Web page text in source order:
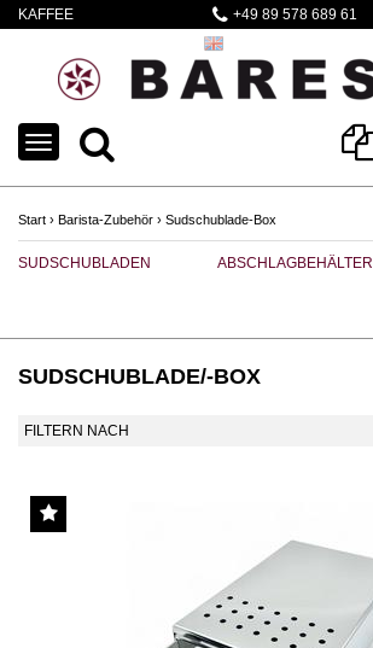
KAFFEE
+49 89 578 689 61
TOGGLE
NAVIGATION
Start › Barista-Zubehör › Sudschublade-Box
SUDSCHUBLADEN ABSCHLAGBEHÄLTER
SUDSCHUBLADE/-BOX
FILTERN NACH